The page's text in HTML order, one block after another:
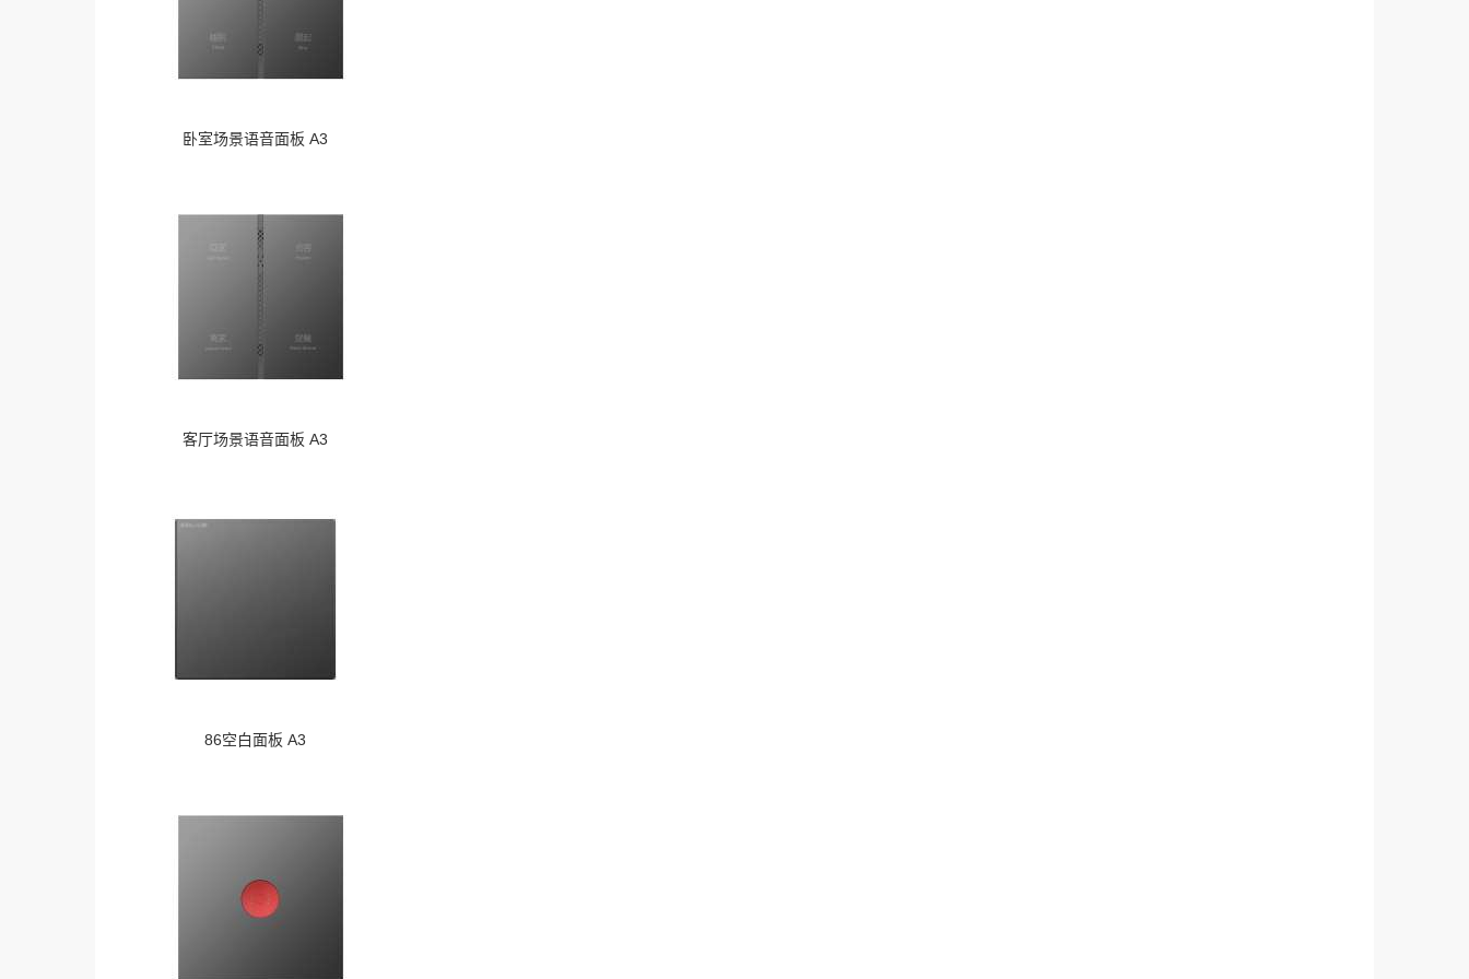
卧室场景语音面板 A3
客厅场景语音面板 A3
86空白面板 A3